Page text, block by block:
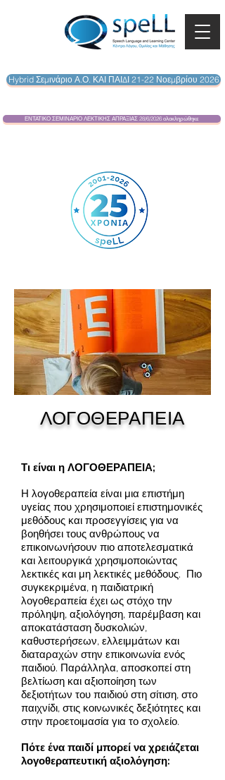
Hybrid Σεμινάριο Α.Ο. ΚΑΙ ΠΑΙΔΙ 21-22 Νοεμβρίου 2026
ΕΝΤΑΤΙΚΟ ΣΕΜΙΝΑΡΙΟ ΛΕΚΤΙΚΗΣ ΑΠΡΑΞΙΑΣ 28/6/2026 ολοκληρώθηκε
ΛΟΓΟΘΕΡΑΠΕΙΑ
Τι είναι η ΛΟΓΟΘΕΡΑΠΕΙΑ;
Η λογοθεραπεία είναι μια επιστήμη
υγείας που χρησιμοποιεί επιστημονικές
μεθόδους και προσεγγίσεις για να
βοηθήσει τους ανθρώπους να
επικοινωνήσουν πιο αποτελεσματικά
και λειτουργικά χρησιμοποιώντας
λεκτικές και μη λεκτικές μεθόδους. Πιο
συγκεκριμένα, η παιδιατρική
λογοθεραπεία έχει ως στόχο την
πρόληψη, αξιολόγηση, παρέμβαση και
αποκατάσταση δυσκολιών,
καθυστερήσεων, ελλειμμάτων και
διαταραχών στην επικοινωνία ενός
παιδιού. Παράλληλα, αποσκοπεί στη
βελτίωση και αξιοποίηση των
δεξιοτήτων του παιδιού στη σίτιση, στο
παιχνίδι, στις κοινωνικές δεξιότητες και
στην προετοιμασία για το σχολείο.
Πότε ένα παιδί μπορεί να χρειάζεται
λογοθεραπευτική αξιολόγηση: